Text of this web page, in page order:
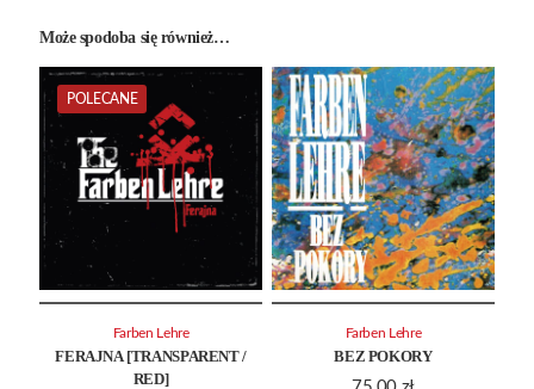
Może spodoba się również…
POLECANE
FERAJNA [TRANSPARENT /
RED]
Farben Lehre
BEZ POKORY
Farben Lehre